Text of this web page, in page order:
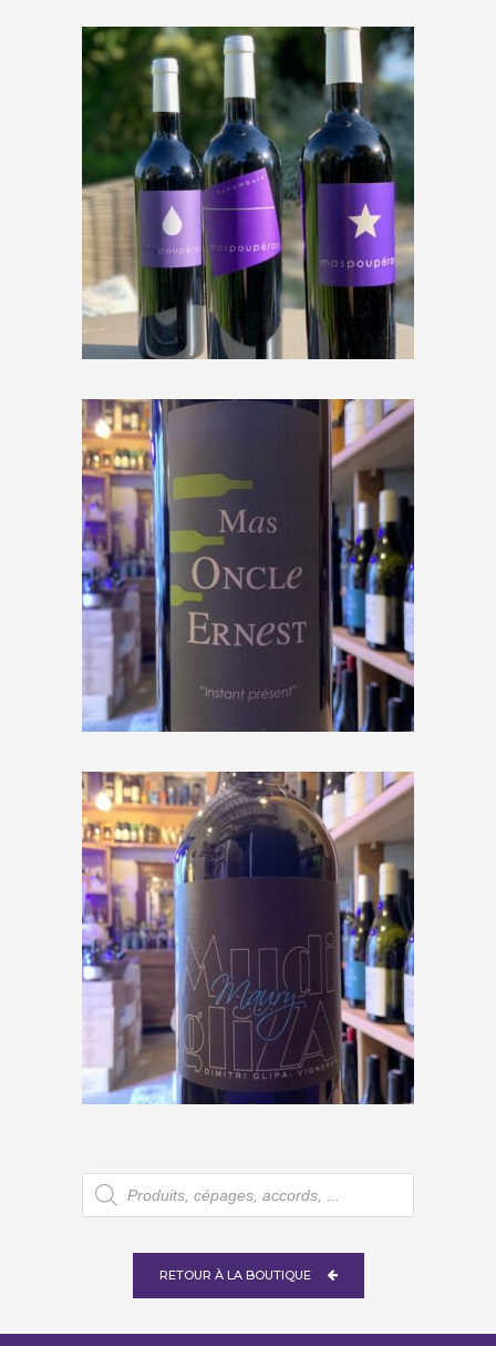
Mas Poupéras « Funambule »
2023
€11,50
Mas Oncle Ernest « Instant
présent » 2021
Mas Mudigliza « Maury » 2017
€18,00
Recherche
de
produits
RETOUR À LA BOUTIQUE